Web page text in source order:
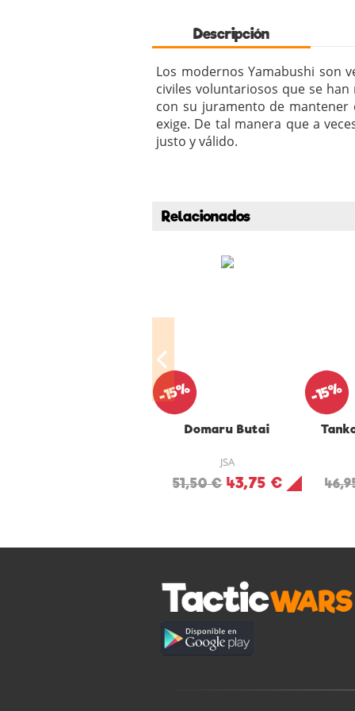
Descripción
Los modernos Yamabushi son
civiles voluntariosos que se
con su juramento de
exige. De tal manera que a
justo y válido.
Relacionados
Domaru Butai
JSA
51,50 € 43,75 €
-15% -15%